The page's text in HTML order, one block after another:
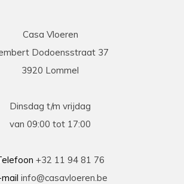
Casa Vloeren
Dodoensstraat 37
3920 Lommel
Dinsdag t/m vrijdag
van 09:00 tot 17:00
+32 11 94 81 76
mail info@casavloeren.be